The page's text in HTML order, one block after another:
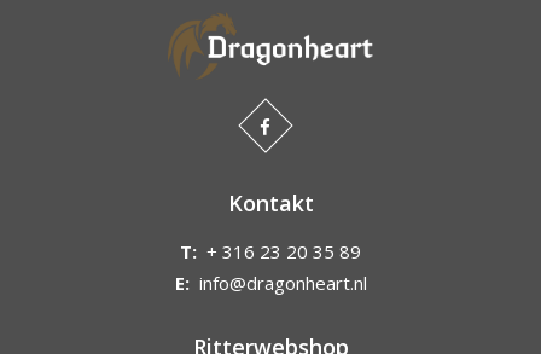
Kontakt
T: + 316 23 20 35 89
E: info@dragonheart.nl
Ritterwebshop